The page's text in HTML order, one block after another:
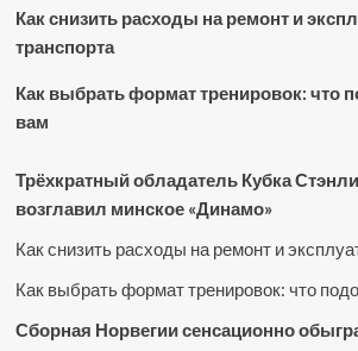
Как снизить расходы на ремонт и
транспорта
Как выбрать формат тренировок: что
вам
Трёхкратный обладатель Кубка
возглавил минское «Динамо»
Как снизить расходы на ремонт и
Как выбрать формат тренировок: что
Сборная Норвегии сенсационно